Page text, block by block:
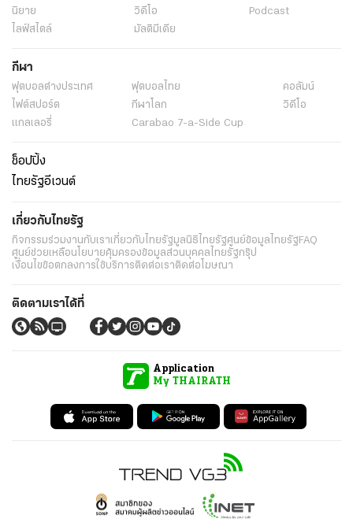
นิยาย
วิดีโอ
Podcast
ไลฟ์สไตล์
มัลติมีเดีย
กีฬา
ฟุตบอลต่่างประเทศ ฟุตบอลไทย
คอลัมน์
ไฟต์สปอร์ต
กีฬาโลก
วิดีโอ
แกลเลอรี่
Carabao 7-a-Side Cup
ช็อปปิ้ง
ไทยรัฐอีเวนต์
เกี่ยวกับไทยรัฐ
กิจกรรมร่วมงานกับเราเกี่ยวกับไทยรัฐมูลนิธิไทยรัฐศูนย์ข้อมูลไทยรัฐFAQ
ศูนย์ช่วยเหลือนโยบายคุ้มครองข้อมูลส่วนบุคคลไทยรัฐกรุ๊ป
เงื่อนไขข้อตกลงการใช้บริการติดต่อเราติดต่อโฆษณา
ติดตามเราได้ที่
Application
My THAIRATH